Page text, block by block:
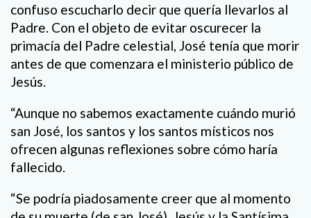
confuso escucharlo decir que quería llevarlos al
Padre. Con el objeto de evitar oscurecer la
primacía del Padre celestial, José tenía que morir
antes de que comenzara el ministerio público de
Jesús.
“Aunque no sabemos exactamente cuándo murió
san José, los santos y los santos místicos nos
ofrecen algunas reflexiones sobre cómo haría
fallecido.
“Se podría piadosamente creer que al momento